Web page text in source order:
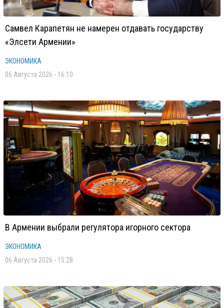
Самвел Карапетян не намерен отдавать государству
«Элсети Армении»
ЭКОНОМИКА
06 Августа 2026 - 16:10
В Армении выбрали регулятора игорного сектора
ЭКОНОМИКА
06 Августа 2026 - 15:28